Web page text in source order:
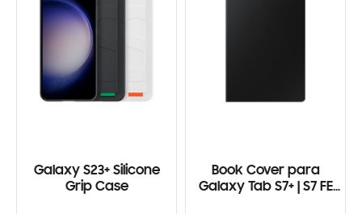
Galaxy S23+ Silicone
Grip Case
Book Cover para
Galaxy Tab S7+ | S7 FE